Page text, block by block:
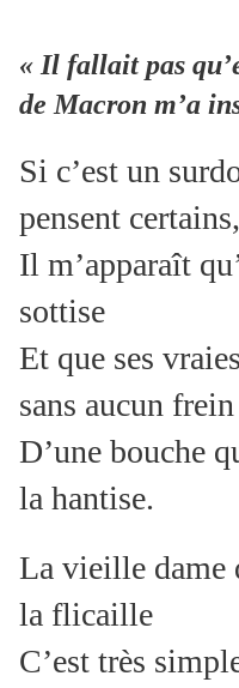
« Il fallait pas
de Macron m’a
Si c’est un
pensent certains,
Il m’apparaît
sottise
Et que ses
sans aucun frein
D’une bouche
la hantise.
La vieille dame
la flicaille
C’est très